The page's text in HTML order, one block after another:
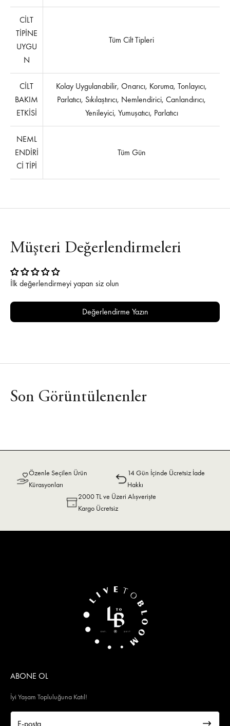
CİLT
TİPİNE
UYGU
N
Tüm Cilt Tipleri
CİLT
BAKIM
ETKİSİ
Kolay Uygulanabilir, Onarıcı, Koruma, Tonlayıcı,
Parlatıcı, Sıkılaştırıcı, Nemlendirici, Canlandırıcı,
Yenileyici, Yumuşatıcı, Parlatıcı
NEML
ENDİRİ
Cİ TİPİ
Tüm Gün
Müşteri Değerlendirmeleri
İlk değerlendirmeyi yapan siz olun
Değerlendirme Yazın
Son Görüntülenenler
Özenle Seçilen Ürün
Kürasyonları
14 Gün İçinde Ücretsiz İade
Hakkı
2000 TL ve Üzeri Alışverişte
Kargo Ücretsiz
ABONE OL
İyi Yaşam Topluluğuna Katıl!